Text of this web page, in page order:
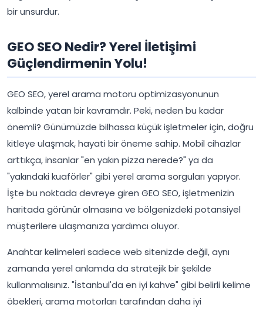
bir unsurdur.
GEO SEO Nedir? Yerel İletişimi
Güçlendirmenin Yolu!
GEO SEO, yerel arama motoru optimizasyonunun
kalbinde yatan bir kavramdır. Peki, neden bu kadar
önemli? Günümüzde bilhassa küçük işletmeler için, doğru
kitleye ulaşmak, hayati bir öneme sahip. Mobil cihazlar
arttıkça, insanlar "en yakın pizza nerede?" ya da
"yakındaki kuaförler" gibi yerel arama sorguları yapıyor.
İşte bu noktada devreye giren GEO SEO, işletmenizin
haritada görünür olmasına ve bölgenizdeki potansiyel
müşterilere ulaşmanıza yardımcı oluyor.
Anahtar kelimeleri sadece web sitenizde değil, aynı
zamanda yerel anlamda da stratejik bir şekilde
kullanmalısınız. "İstanbul'da en iyi kahve" gibi belirli kelime
öbekleri, arama motorları tarafından daha iyi